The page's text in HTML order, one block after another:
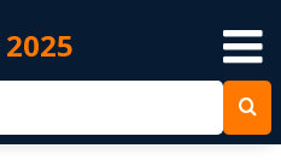
2025